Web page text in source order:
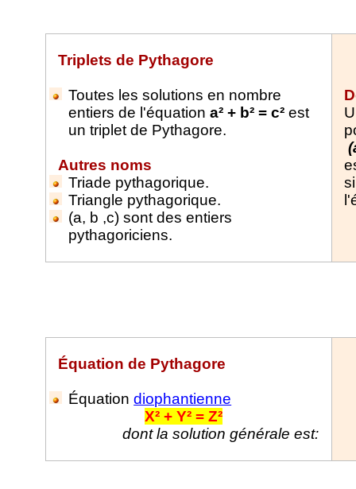
Triplets de Pythagore
Toutes les solutions en nombre
entiers de l'équation a² + b² = c²est
un triplet de Pythagore.
Autres noms
Triade pythagorique.
Triangle pythagorique.
(a, b ,c) sont des entiers
pythagoriciens.
Équationde Pythagore
Équationdiophantienne
X² + Y² = Z²
dont la solution générale est: